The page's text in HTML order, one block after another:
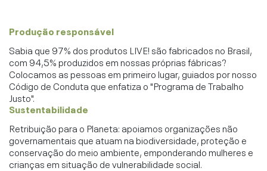
Produção responsável
Sabia que 97% dos produtos LIVE! são fabricados no Brasil,
com 94,5% produzidos em nossas próprias fábricas?
Colocamos as pessoas em primeiro lugar, guiados por nosso
Código de Conduta que enfatiza o "Programa de Trabalho
Justo".
Sustentabilidade
Retribuição para o Planeta: apoiamos organizações não
governamentais que atuam na biodiversidade, proteção e
conservação do meio ambiente, emponderando mulheres e
crianças em situação de vulnerabilidade social.